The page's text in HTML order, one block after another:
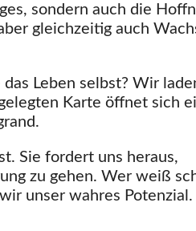
sondern auch die
gleichzeitig auch
Leben selbst? Wir
Karte öffnet sich
Sie fordert uns heraus,
zu gehen. Wer weiß
unser wahres Potenzial.